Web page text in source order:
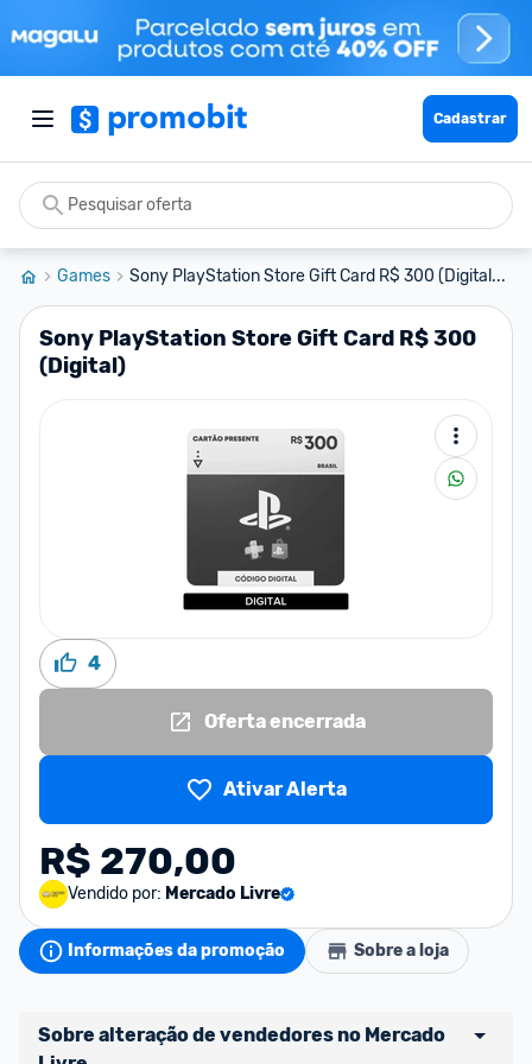
Cadastrar
Games Sony PlayStation Store Gift Card R$ 300 (Digital...
Sony PlayStation Store Gift Card R$ 300
(Digital)
4
Oferta encerrada
Ativar Alerta
R$ 270,00
Vendido por: Mercado Livre
Informações da promoção Sobre a loja
Sobre alteração de vendedores no Mercado